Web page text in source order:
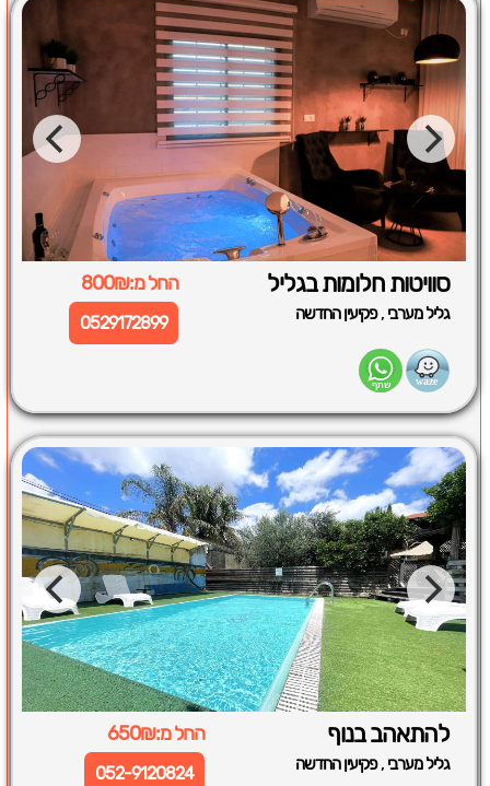
סוויטות חלומות בגליל החל מ:800₪
גליל מערבי ,פקיעין החדשה 0529172899
להתאהב בנוף החל מ:650₪
גליל מערבי ,פקיעין החדשה 052-9120824